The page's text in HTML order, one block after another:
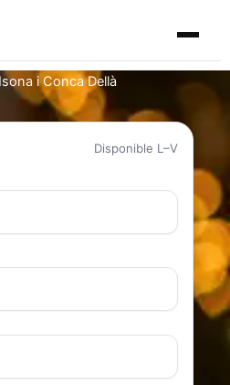
i Conca Dellà
Disponible L–V